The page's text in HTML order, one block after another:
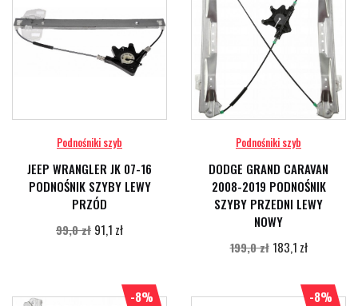
Podnośniki szyb
JEEP WRANGLER JK 07-16
PODNOŚNIK SZYBY LEWY
PRZÓD
99,0 zł 91,1 zł
Podnośniki szyb
DODGE GRAND CARAVAN
2008-2019 PODNOŚNIK
SZYBY PRZEDNI LEWY
NOWY
199,0 zł 183,1 zł
-8% -8%